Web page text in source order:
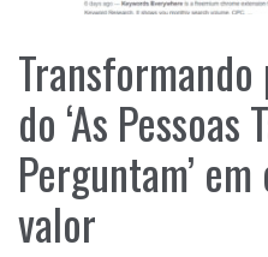
do ‘As Pessoas
Perguntam’
valor